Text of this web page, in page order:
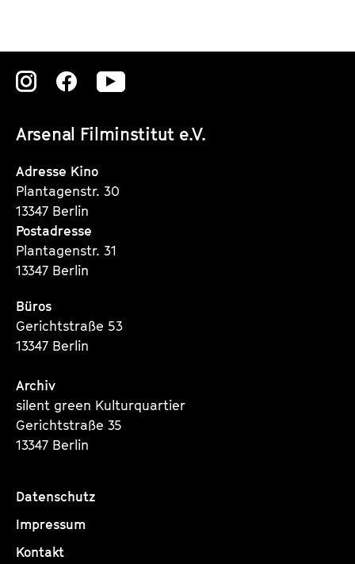
i
s
u
r
i
n
Arsenal Filminstitut e.V.
Zu
Instagram
Seite
Zu
Instagram
Seite
Zu
Instagram
Adresse Kino
Plantagenstr. 30
13347 Berlin
Postadresse
Plantagenstr. 31
13347 Berlin
Büros
Gerichtstraße 53
13347 Berlin
Archiv
silent green Kulturquartier
Gerichtstraße 35
13347 Berlin
Datenschutz
Impressum
Kontakt